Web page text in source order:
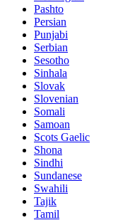
Pashto
Persian
Punjabi
Serbian
Sesotho
Sinhala
Slovak
Slovenian
Somali
Samoan
Scots Gaelic
Shona
Sindhi
Sundanese
Swahili
Tajik
Tamil